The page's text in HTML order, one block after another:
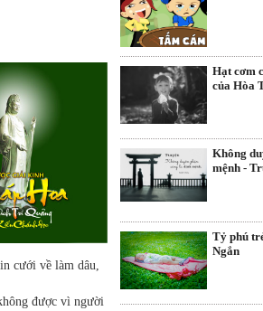
cưới về làm dâu,
được vì người
Hạt cơm
của Hòa
Không
mệnh -
Tỷ phú
Ngắn